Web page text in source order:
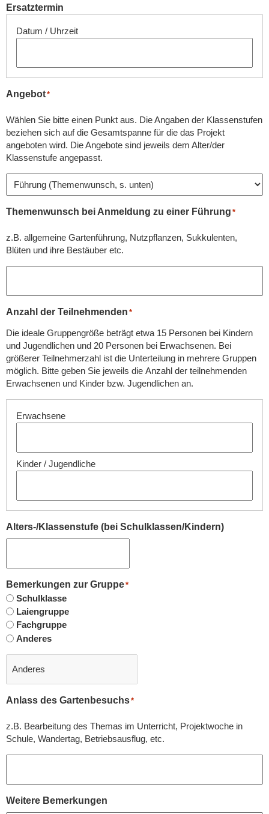
Ersatztermin
Angebot*
Wählen Sie bitte einen Punkt aus. Die Angaben der Klassenstufen
beziehen sich auf die Gesamtspanne für die das Projekt
angeboten wird. Die Angebote sind jeweils dem Alter/der
Klassenstufe angepasst.
Themenwunsch bei Anmeldung zu einer Führung *
z.B. allgemeine Gartenführung, Nutzpflanzen, Sukkulenten,
Blüten und ihre Bestäuber etc.
Anzahl der Teilnehmenden *
Die ideale Gruppengröße beträgt etwa 15 Personen bei Kindern
und Jugendlichen und 20 Personen bei Erwachsenen. Bei
größerer Teilnehmerzahl ist die Unterteilung in mehrere Gruppen
möglich. Bitte geben Sie jeweils die Anzahl der teilnehmenden
Erwachsenen und Kinder bzw. Jugendlichen an.
Alters-/Klassenstufe (bei Schulklassen/Kindern)
Bemerkungen zur Gruppe*
Schulklasse
Laiengruppe
Fachgruppe
Anderes
Anlass des Gartenbesuchs*
z.B. Bearbeitung des Themas im Unterricht, Projektwoche in
Schule, Wandertag, Betriebsausflug, etc.
Weitere Bemerkungen